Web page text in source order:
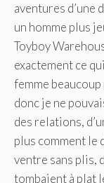
aventures d’une
un homme plus
Toyboy
exactement ce
femme
donc je ne
des relations,
plus comment le
ventre sans plis,
tombaient à plat